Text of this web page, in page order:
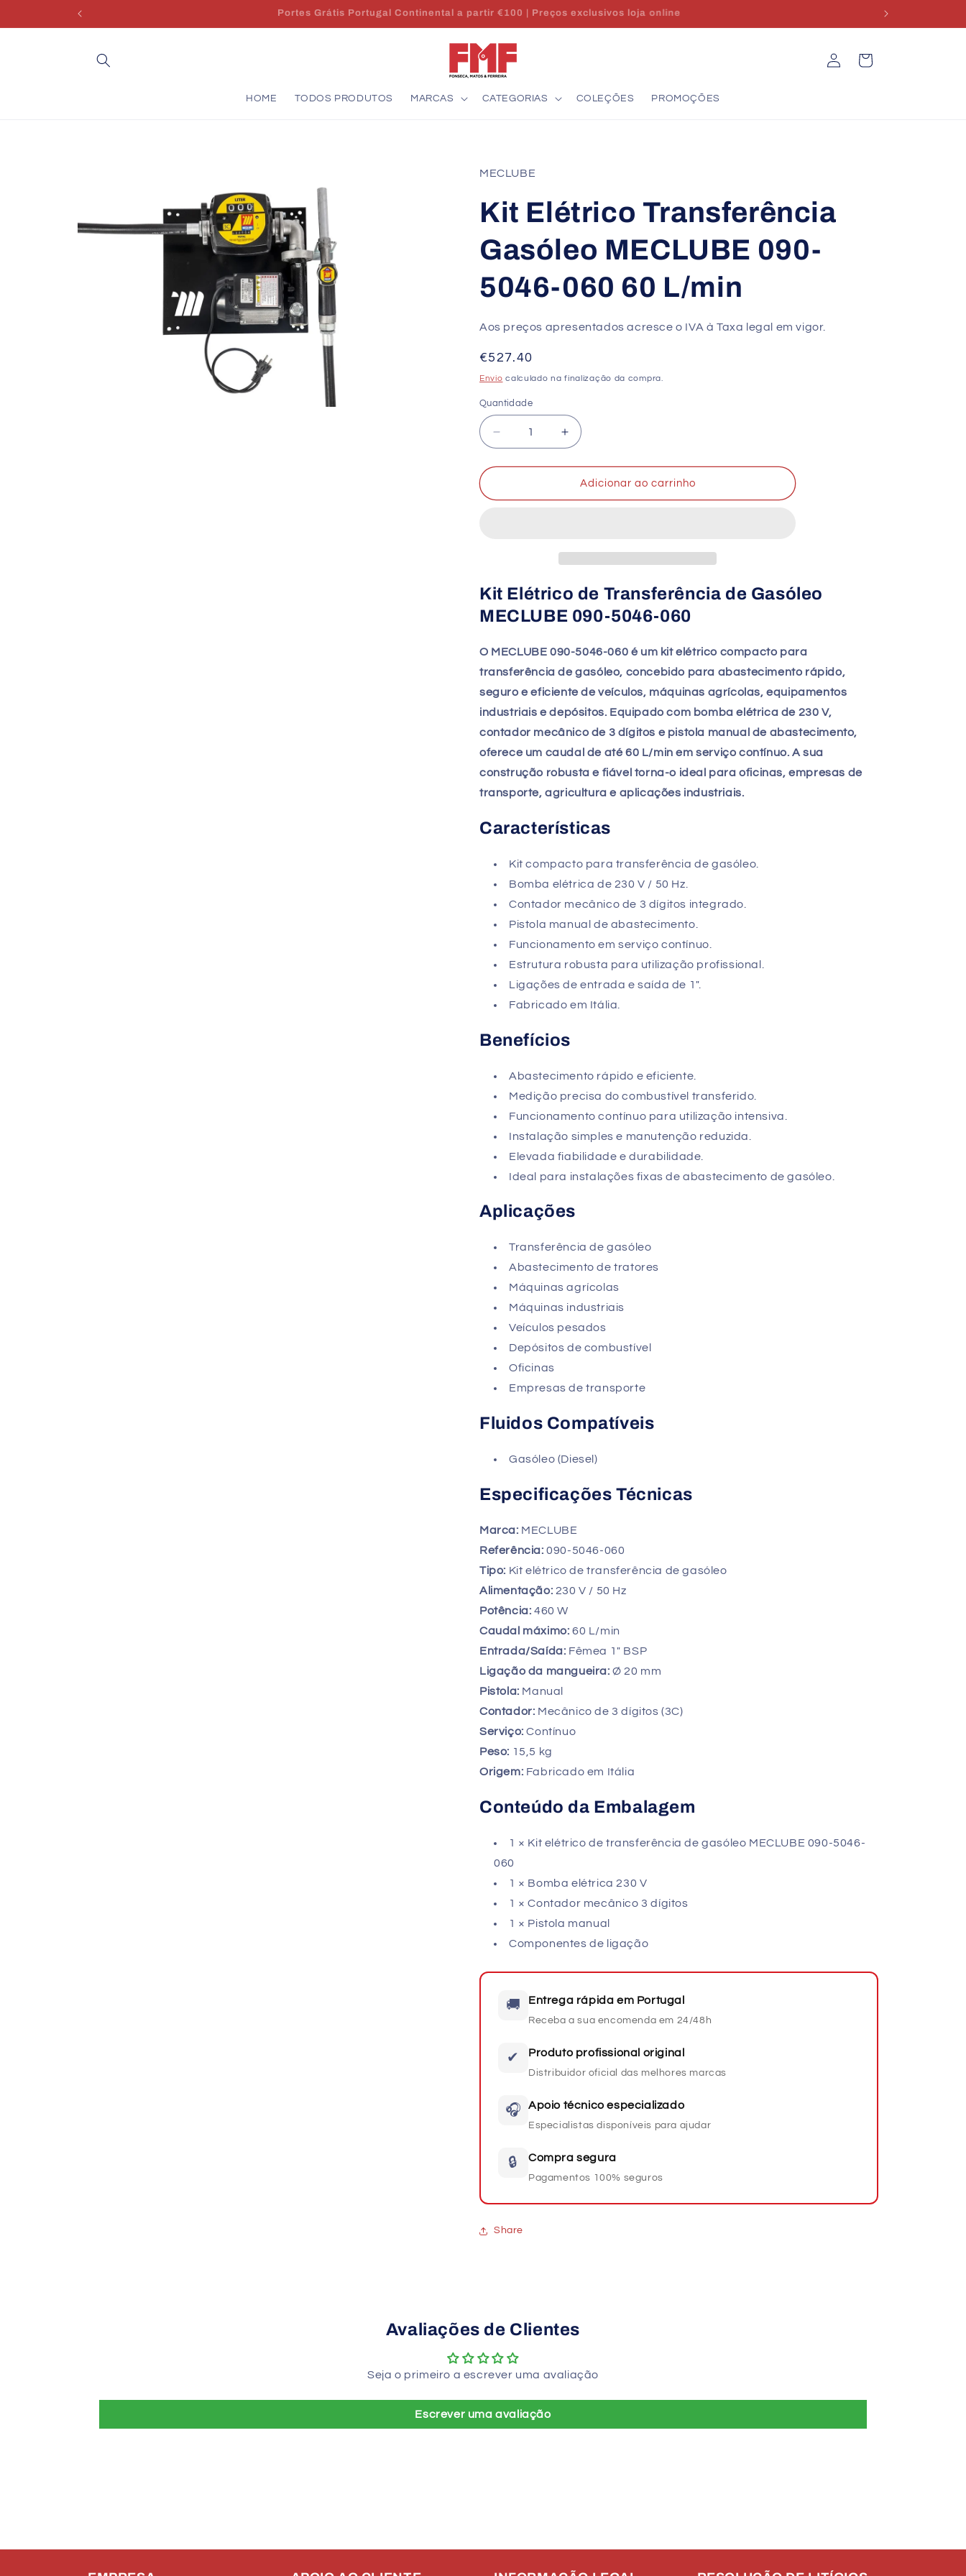
conteúdo
Envio 24/48h | Stock em Portugal | Apoio técnico
HOME TODOS PRODUTOS MARCAS CATEGORIAS COLEÇÕES PROMOÇÕES
sessão
Carrinho
MECLUBE
Kit Elétrico Transferência
Gasóleo MECLUBE 090-
5046-060 60 L/min
Aos preços apresentados acresce o IVA à Taxa legal em vigor.
Preço
normal
€527.40
Envio calculado na finalização da compra.
Quantidade
Quantidade
Diminuir
a
quantidade
Kit
5046-
060
60
Aumentar
a
quantidade
Kit
5046-
060
60
Adicionar ao carrinho
Kit Elétrico de Transferência de Gasóleo
MECLUBE 090-5046-060
O MECLUBE 090-5046-060 é um kit elétrico compacto para
transferência de gasóleo, concebido para abastecimento rápido,
seguro e eficiente de veículos, máquinas agrícolas, equipamentos
industriais e depósitos. Equipado com bomba elétrica de 230 V,
contador mecânico de 3 dígitos e pistola manual de abastecimento,
oferece um caudal de até 60 L/min em serviço contínuo. A sua
construção robusta e fiável torna-o ideal para oficinas, empresas de
transporte, agricultura e aplicações industriais.
Características
Kit compacto para transferência de gasóleo.
Bomba elétrica de 230 V / 50 Hz.
Contador mecânico de 3 dígitos integrado.
Pistola manual de abastecimento.
Funcionamento em serviço contínuo.
Estrutura robusta para utilização profissional.
Ligações de entrada e saída de 1".
Fabricado em Itália.
Benefícios
Abastecimento rápido e eficiente.
Medição precisa do combustível transferido.
Funcionamento contínuo para utilização intensiva.
Instalação simples e manutenção reduzida.
Elevada fiabilidade e durabilidade.
Ideal para instalações fixas de abastecimento de gasóleo.
Aplicações
Transferência de gasóleo
Abastecimento de tratores
Máquinas agrícolas
Máquinas industriais
Veículos pesados
Depósitos de combustível
Oficinas
Empresas de transporte
Fluidos Compatíveis
Gasóleo (Diesel)
Especificações Técnicas
Marca: MECLUBE
Referência: 090-5046-060
Tipo: Kit elétrico de transferência de gasóleo
Alimentação: 230 V / 50 Hz
Potência: 460 W
Caudal máximo: 60 L/min
Entrada/Saída: Fêmea 1" BSP
Ligação da mangueira: Ø 20 mm
Pistola: Manual
Contador: Mecânico de 3 dígitos (3C)
Serviço: Contínuo
Peso: 15,5 kg
Origem: Fabricado em Itália
Conteúdo da Embalagem
1 × Kit elétrico de transferência de gasóleo MECLUBE 090-5046-
060
1 × Bomba elétrica 230 V
1 × Contador mecânico 3 dígitos
1 × Pistola manual
Componentes de ligação
🚚 Entrega rápida em Portugal
Receba a sua encomenda em 24/48h
✔ Produto profissional original
Distribuidor oficial das melhores marcas
🎧 Apoio técnico especializado
Especialistas disponíveis para ajudar
🔒 Compra segura
Pagamentos 100% seguros
Share
Avaliações de Clientes
Seja o primeiro a escrever uma avaliação
Escrever uma avaliação